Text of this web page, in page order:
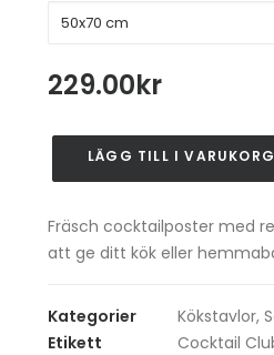
229.00kr
Mojito
Cocktail
mängd
LÄGG TILL I VARUKORG
Fräsch cocktailposter med
att ge ditt kök eller
Kategorier Kökstavlor,
Etikett
Cocktail